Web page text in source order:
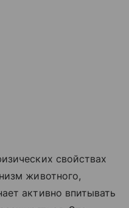
свойствах
животного,
активно впитывать